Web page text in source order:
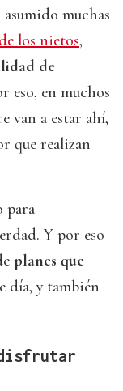
muchas
los nietos,
de
eso, en muchos
van a estar ahí,
que realizan
para
Y por eso
planes que
día, y también